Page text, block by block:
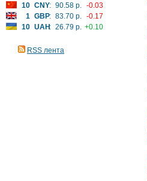
10 CNY: 90.58 р. -0.03
1 GBP: 83.70 р. -0.17
10 UAH: 26.79 р. +0.10
RSS лента